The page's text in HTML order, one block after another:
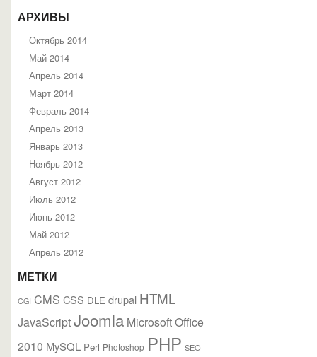
АРХИВЫ
Октябрь 2014
Май 2014
Апрель 2014
Март 2014
Февраль 2014
Апрель 2013
Январь 2013
Ноябрь 2012
Август 2012
Июль 2012
Июнь 2012
Май 2012
Апрель 2012
МЕТКИ
CGI CMS CSS DLE drupal HTML
JavaScriptJoomla Microsoft Office
2010 MySQL Perl Photoshop PHP SEO